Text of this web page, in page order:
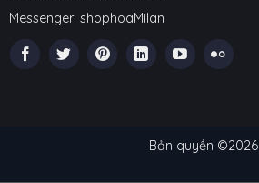
Messenger: shophoaMilan
Bản quyền ©2026